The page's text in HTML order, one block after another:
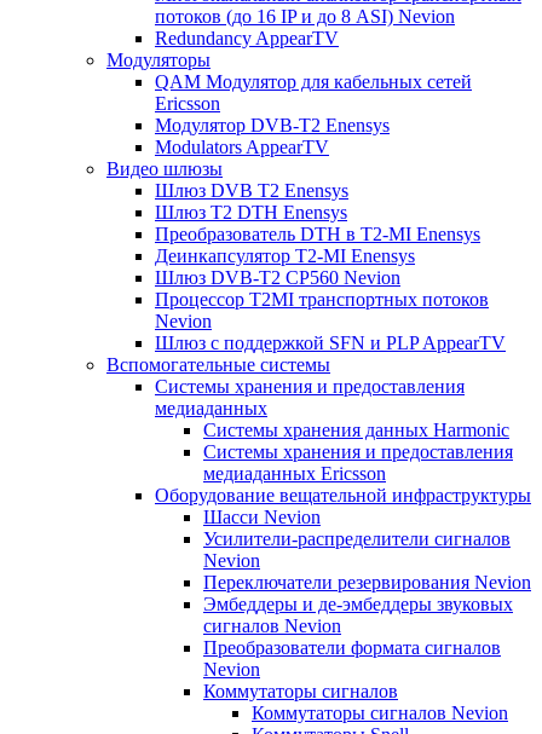
потоков (до 16 IP и до 8 ASI) Nevion
Redundancy AppearTV
Модуляторы
QAM Модулятор для кабельных сетей
Ericsson
Модулятор DVB-T2 Enensys
Modulators AppearTV
Видео шлюзы
Шлюз DVB T2 Enensys
Шлюз T2 DTH Enensys
Преобразователь DTH в T2-MI Enensys
Деинкапсулятор T2-MI Enensys
Шлюз DVB-T2 CP560 Nevion
Процессор T2MI транспортных потоков
Nevion
Шлюз с поддержкой SFN и PLP AppearTV
Вспомогательные системы
Системы хранения и предоставления
медиаданных
Системы хранения данных Harmonic
Системы хранения и предоставления
медиаданных Ericsson
Оборудование вещательной инфраструктуры
Шасси Nevion
Усилители-распределители сигналов
Nevion
Переключатели резервирования Nevion
Эмбеддеры и де-эмбеддеры звуковых
сигналов Nevion
Преобразователи формата сигналов
Nevion
Коммутаторы сигналов
Коммутаторы сигналов Nevion